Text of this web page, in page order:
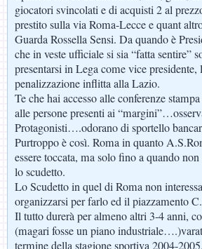
giocatori svincolati e di acquisti 2 al
prestito sulla via Roma-Lecce e quant
Guarda Rossella Sensi. Da quando è
che in veste ufficiale si sia “fatta sentire”
presentarsi in Lega come vice presidente,
penalizzazione inflitta alla Lazio.
Te che hai accesso alle conferenze
alle persone presenti ai
Protagonisti….odorano di sportello
Purtroppo è così. Roma in quanto
essere toccata, ma solo fino a quando
lo scudetto.
Lo Scudetto in quel di Roma non
organizzarsi per farlo ed il piazzamento
Il tutto durerà per almeno altri 3-4 anni,
(magari fosse un piano
termine della stagione sportiva 2004-